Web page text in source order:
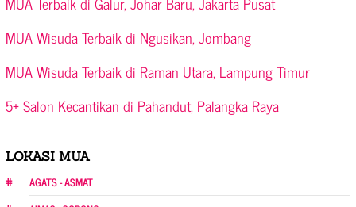
MUA Wisuda Terbaik di Ngusikan, Jombang
MUA Wisuda Terbaik di Raman Utara, Lampung Timur
5+ Salon Kecantikan di Pahandut, Palangka Raya
LOKASI MUA
AGATS - ASMAT